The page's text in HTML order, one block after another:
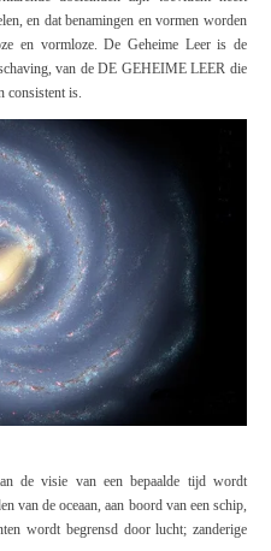
en dat benamingen en vormen worden
en vormloze.De Geheime Leeris de
van deDE GEHEIME LEER die
consistent is.
de visie van een bepaalde tijd wordt
van de oceaan, aan boord van een schip,
wordt begrensd door lucht; zanderige